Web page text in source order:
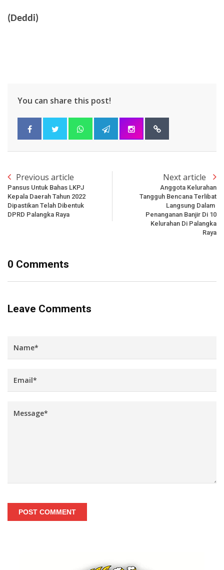
(Deddi)
You can share this post!
Previous article
Pansus Untuk Bahas LKPJ
Kepala Daerah Tahun 2022
Dipastikan Telah Dibentuk
DPRD Palangka Raya
Next article
Anggota Kelurahan
Tangguh Bencana Terlibat
Langsung Dalam
Penanganan Banjir Di 10
Kelurahan Di Palangka
Raya
0 Comments
Leave Comments
POST COMMENT